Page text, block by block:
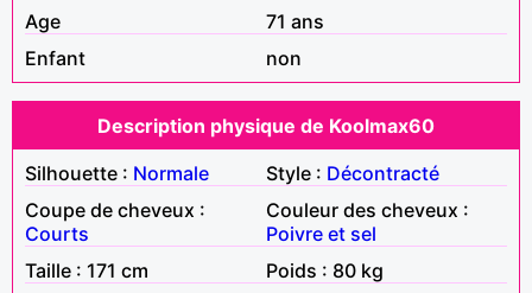
Age
71 ans
Enfant
non
Description physique de Koolmax60
Silhouette : Normale Style : Décontracté
Coupe de cheveux :
Courts
Couleur des cheveux :
Poivre et sel
Taille : 171 cm
Poids : 80 kg